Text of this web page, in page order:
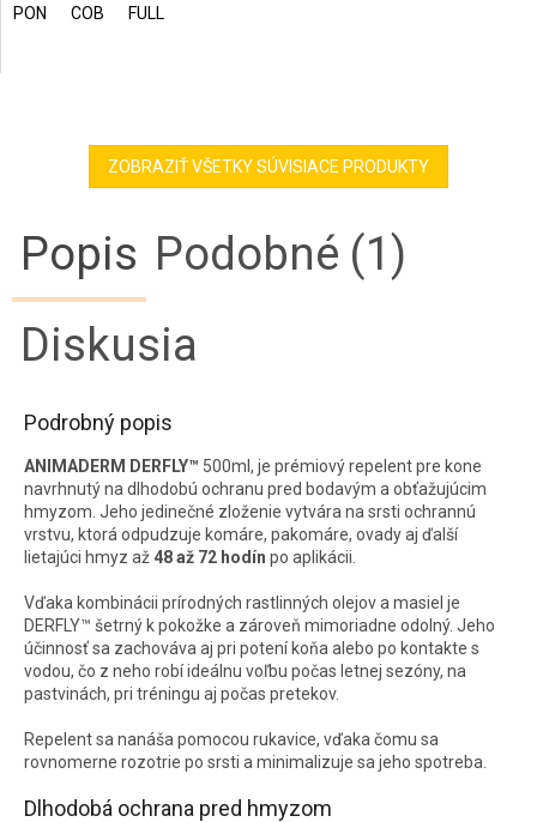
PON COB FULL
ZOBRAZIŤ VŠETKY SÚVISIACE PRODUKTY
Popis Podobné (1)
Diskusia
Podrobný popis
ANIMADERM DERFLY™ 500ml, je prémiový repelent pre kone
navrhnutý na dlhodobú ochranu pred bodavým a obťažujúcim
hmyzom. Jeho jedinečné zloženie vytvára na srsti ochrannú
vrstvu, ktorá odpudzuje komáre, pakomáre, ovady aj ďalší
lietajúci hmyz až 48 až 72 hodín po aplikácii.
Vďaka kombinácii prírodných rastlinných olejov a masiel je
DERFLY™ šetrný k pokožke a zároveň mimoriadne odolný. Jeho
účinnosť sa zachováva aj pri potení koňa alebo po kontakte s
vodou, čo z neho robí ideálnu voľbu počas letnej sezóny, na
pastvinách, pri tréningu aj počas pretekov.
Repelent sa nanáša pomocou rukavice, vďaka čomu sa
rovnomerne rozotrie po srsti a minimalizuje sa jeho spotreba.
Dlhodobá ochrana pred hmyzom